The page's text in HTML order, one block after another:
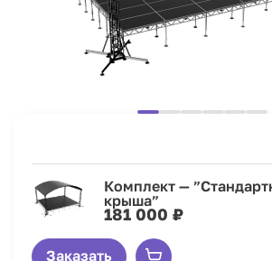
Комплект —
крыша”
181 000 ₽
Заказать